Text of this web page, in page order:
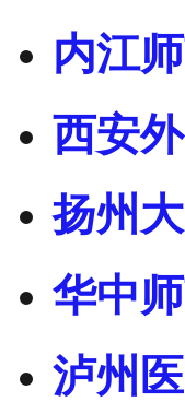
内江
西安
扬州
华中
泸州